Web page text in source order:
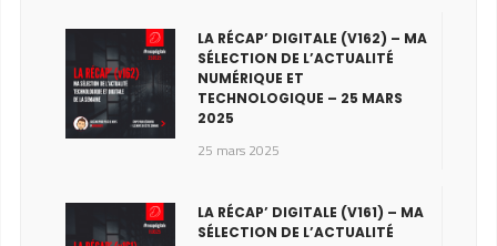
LA RÉCAP’ DIGITALE (V162) – MA
SÉLECTION DE L’ACTUALITÉ
NUMÉRIQUE ET
TECHNOLOGIQUE – 25 MARS
2025
25 mars 2025
LA RÉCAP’ DIGITALE (V161) – MA
SÉLECTION DE L’ACTUALITÉ